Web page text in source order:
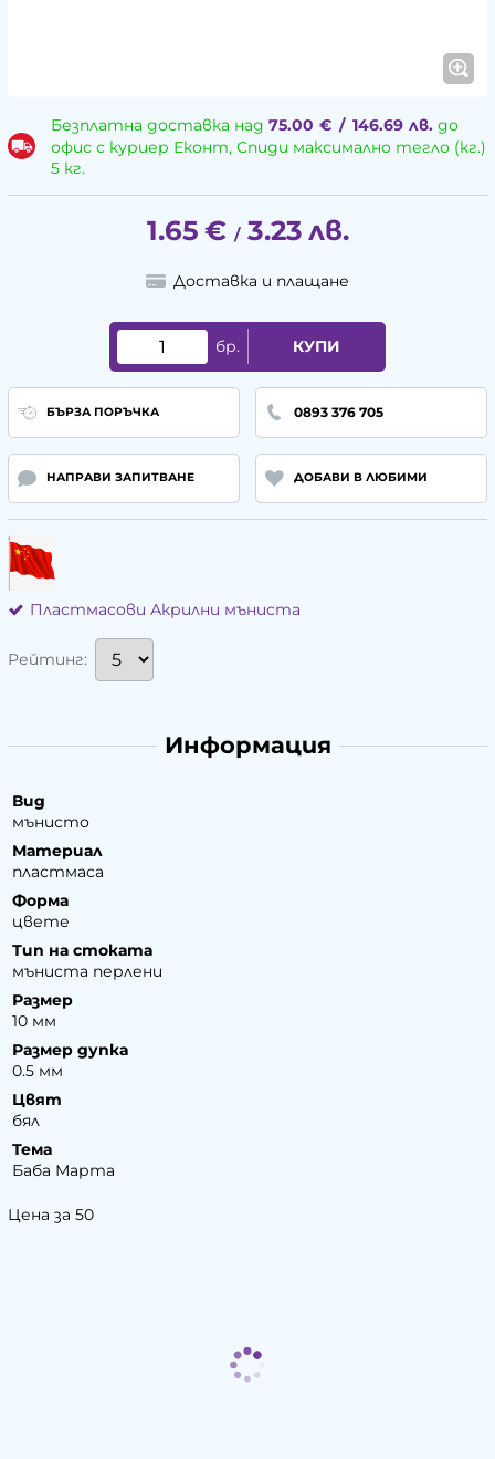
Безплатна доставка над 75.00 € / 146.69 лв.до
офис с куриер Еконт, Спиди максимално тегло (кг.)
5 кг.
1.65 € / 3.23 лв.
Доставка и плащане
бр. КУПИ
БЪРЗА ПОРЪЧКА 0893 376 705
НАПРАВИ ЗАПИТВАНЕ ДОБАВИ В ЛЮБИМИ
Пластмасови Акрилни мъниста
Рейтинг:
Информация
Вид
мънисто
Материал
пластмаса
Форма
цвете
Тип на стоката
мъниста перлени
Размер
10 мм
Размер дупка
0.5 мм
Цвят
бял
Тема
Баба Марта
Цена за 50